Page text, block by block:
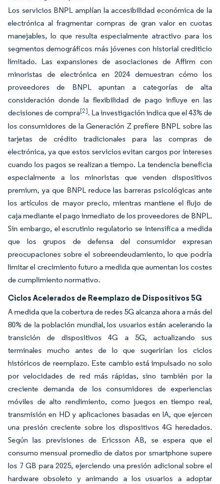
Los servicios BNPL amplían la accesibilidad económica de la
electrónica al fragmentar compras de gran valor en cuotas
manejables, lo que resulta especialmente atractivo para los
segmentos demográficos más jóvenes con historial crediticio
limitado. Las expansiones de asociaciones de Affirm con
minoristas de electrónica en 2024 demuestran cómo los
proveedores de BNPL apuntan a categorías de alta
consideración donde la flexibilidad de pago influye en las
decisiones de compra[2]. La investigación indica que el 43% de
los consumidores de la Generación Z prefiere BNPL sobre las
tarjetas de crédito tradicionales para las compras de
electrónica, ya que estos servicios evitan cargos por intereses
cuando los pagos se realizan a tiempo. La tendencia beneficia
especialmente a los minoristas que venden dispositivos
premium, ya que BNPL reduce las barreras psicológicas ante
los artículos de mayor precio, mientras mantiene el flujo de
caja mediante el pago inmediato de los proveedores de BNPL.
Sin embargo, el escrutinio regulatorio se intensifica a medida
que los grupos de defensa del consumidor expresan
preocupaciones sobre el sobreendeudamiento, lo que podría
limitar el crecimiento futuro a medida que aumentan los costes
de cumplimiento normativo.
Ciclos Acelerados de Reemplazo de Dispositivos 5G
A medida que la cobertura de redes 5G alcanza ahora a más del
80% de la población mundial, los usuarios están acelerando la
transición de dispositivos 4G a 5G, actualizando sus
terminales mucho antes de lo que sugerirían los ciclos
históricos de reemplazo. Este cambio está impulsado no solo
por velocidades de red más rápidas, sino también por la
creciente demanda de los consumidores de experiencias
móviles de alto rendimiento, como juegos en tiempo real,
transmisión en HD y aplicaciones basadas en IA, que ejercen
una presión creciente sobre los dispositivos 4G heredados.
Según las previsiones de Ericsson AB, se espera que el
consumo mensual promedio de datos por smartphone supere
los 7 GB para 2025, ejerciendo una presión adicional sobre el
hardware obsoleto y animando a los usuarios a adoptar